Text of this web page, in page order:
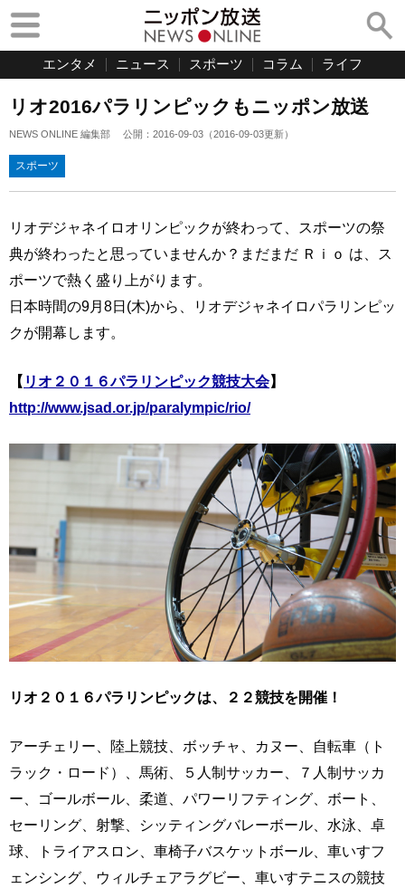
エンタメ ニュース スポーツ コラム ライフ
リオ2016パラリンピックもニッポン放送
NEWS ONLINE 編集部 公開： 2016-09-03 （2016-09-03更新）
スポーツ
リオデジャネイロオリンピックが終わって、スポーツの祭
典が終わったと思っていませんか？まだまだ Ｒｉｏ は、ス
ポーツで熱く盛り上がります。
日本時間の9月8日(木)から、リオデジャネイロパラリンピッ
クが開幕します。
【 リオ２０１６パラリンピック競技大会】
http://www.jsad.or.jp/paralympic/rio/
リオ２０１６パラリンピックは、２２競技を開催！
アーチェリー、陸上競技、ボッチャ、カヌー、自転車（ト
ラック・ロード）、馬術、５人制サッカー、７人制サッカ
ー、ゴールボール、柔道、パワーリフティング、ボート、
セーリング、射撃、シッティングバレーボール、水泳、卓
球、トライアスロン、車椅子バスケットボール、車いすフ
ェンシング、ウィルチェアラグビー、車いすテニスの競技